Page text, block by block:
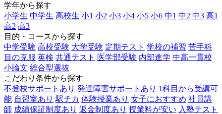
学年から探す
小学生 中学生 高校生 小1 小2 小3 小4 小5 小6 中1 中2 中3 高1
高2 高3
目的・コースから探す
中学受験 高校受験 大学受験 定期テスト 学校の補習 苦手科
目の克服 英検 共通テスト 医学部受験 内部進学 中高一貫校
小論文 総合型選抜
こだわり条件から探す
不登校サポートあり 発達障害サポートあり 1科目から受講可
能 自習室あり 駅チカ 体験授業あり 女子におすすめ 社員講
師 成績保証制度あり 返金制度あり 授業料が安い 入塾テスト